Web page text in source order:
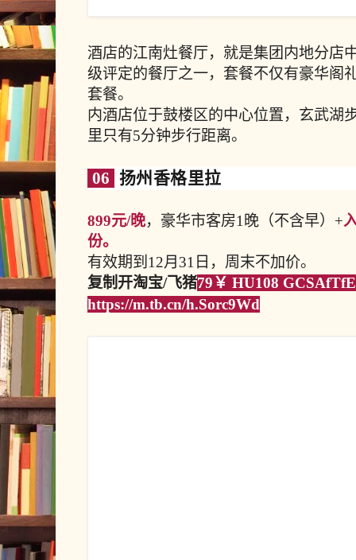
酒店的江南灶餐厅，就是集团内地分店
级评定的餐厅之一，套餐不仅有豪华阁
套餐。
内酒店位于鼓楼区的中心位置，玄武湖
里只有5分钟步行距离。
06 扬州香格里拉
899元/晚，豪华市客房1晚（不含早）+
份。
有效期到12月31日，周末不加价。
复制开淘宝/飞猪79￥ HU108
https://m.tb.cn/h.Sorc9Wd